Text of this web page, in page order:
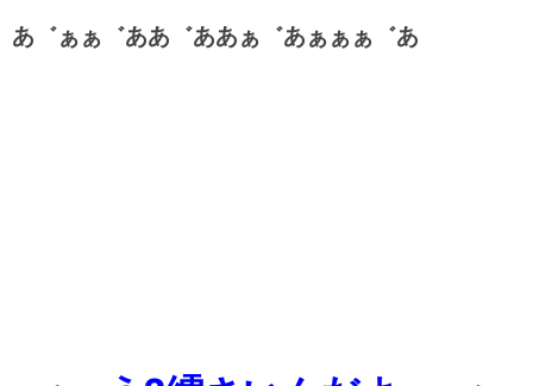
あ゛ぁぁ゛ああ゛ああぁ゛あぁぁぁ゛あ